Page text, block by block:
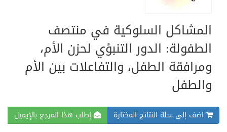
المشاكل السلوكية في منتصف
الطفولة: الدور التنبؤي لحزن الأم،
ومرافقة الطفل، والتفاعلات بين الأم
والطفل
اضف إلى سلة النتائج المختارة إطلب هذا المرجع بالإيميل